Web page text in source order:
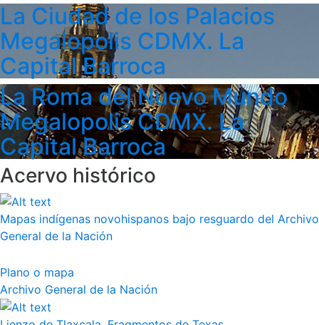
La Ciudad de los Palacios
Megalopolis CDMX. La
Capital Barroca
La Roma del Nuevo Mundo
Megalopolis CDMX. La
Capital Barroca
Acervo histórico
Mapas indígenas novohispanos bajo resguardo del Archivo
General de la Nación
Plano o mapa
Archivo General de la Nación